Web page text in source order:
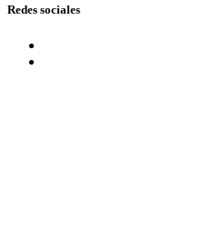
Redes sociales